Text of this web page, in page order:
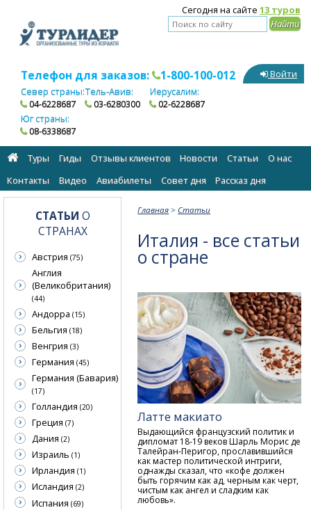
Сегодня на сайте 13 туров
Телефон для заказов: 1-800-100-012
Север страны:
04-6228687
Тель-Авив:
03-6280300
Иерусалим:
02-6228687
Юг страны:
08-6338687
Войти
Туры Гиды Отзывы клиентов Новости Статьи
О нас
Контакты
Видео Авиабилеты Cовет дня Рассказ дня
Главная > Статьи
Италия - все статьи
о стране
Латте макиато
Выдающийся французский политик и
дипломат 18-19 веков Шарль Морис де
Талейран-Перигор, прославившийся
как мастер политической интриги,
однажды сказал, что «кофе должен
быть горячим как ад, черным как черт,
чистым как ангел и сладким как
любовь».
СТАТЬИ О
СТРАНАХ
Австрия (75)
Англия
(Великобритания)
(44)
Андорра (15)
Бельгия (18)
Венгрия (3)
Германия (45)
Германия (Бавария)
(17)
Голландия (20)
Греция (7)
Дания (2)
Израиль (1)
Ирландия (1)
Исландия (2)
Испания (69)